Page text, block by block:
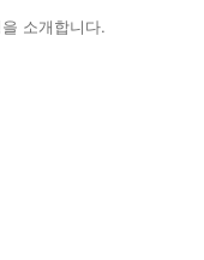
소개합니다.